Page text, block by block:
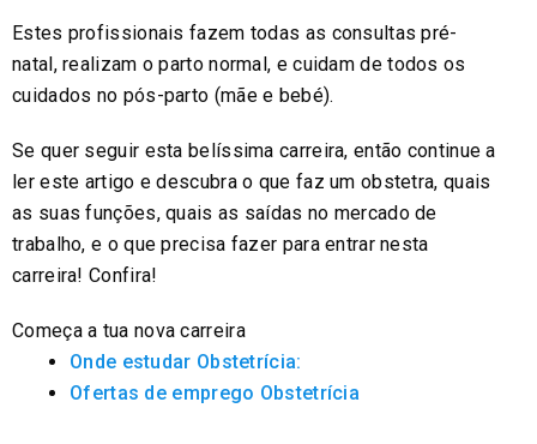
Estes profissionais fazem todas as consultas pré-
natal, realizam o parto normal, e cuidam de todos os
cuidados no pós-parto (mãe e bebé).
Se quer seguir esta belíssima carreira, então continue a
ler este artigo e descubra o que faz um obstetra, quais
as suas funções, quais as saídas no mercado de
trabalho, e o que precisa fazer para entrar nesta
carreira! Confira!
Começa a tua nova carreira
Onde estudar Obstetrícia:
Ofertas de emprego Obstetrícia